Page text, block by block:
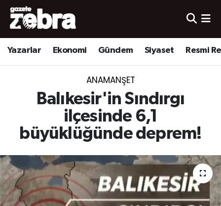
Yazarlar Ekonomi Gündem Siyaset Resmi
ANAMANŞET
Balıkesir'in Sındırgı
ilçesinde 6,1
büyüklüğünde deprem!
Yazarlar
Ekonomi
Spor
Nöbetçi Eczaneler
Hava Durumu
Süper Lig Puan Durumu ve Fikstür
Tüm Manşetler
Son Dakika Haberleri
Haber Arşivi